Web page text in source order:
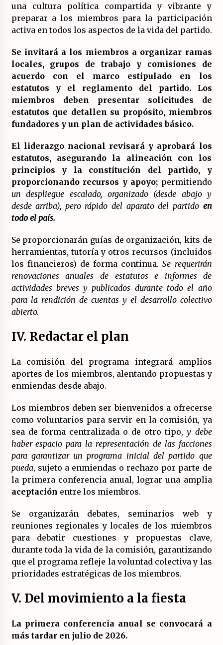
una cultura política compartida y vibrante y
preparar a los miembros para la participación
activa en todos los aspectos de la vida del partido.
Se invitará a los miembros a organizar ramas
locales, grupos de trabajo y
comisiones de
acuerdo con el marco estipulado en los
estatutos y el reglamento del partido. Los
miembros deben presentar solicitudes de
estatutos que detallen su propósito, miembros
fundadores y un plan de actividades básico.
El liderazgo nacional revisará y aprobará los
estatutos, asegurando la alineación con los
principios y la constitución del partido, y
proporcionando recursos y apoyo; permitiendo
un despliegue escalado, organizado (desde abajo y
desde arriba), pero rápido del aparato del partido en
todo el país.
Se proporcionarán guías de organización, kits de
herramientas, tutoría y otros recursos (incluidos
los financieros) de forma continua.Se requerirán
renovaciones anuales de estatutos e informes de
actividades breves y publicados durante todo el año
para la rendición de cuentas y el desarrollo colectivo
abierto.
IV. Redactar el plan
La comisión del programa integrará amplios
aportes de los miembros, alentando propuestas y
enmiendas desde abajo.
Los miembros deben ser bienvenidos a ofrecerse
como voluntarios para servir en la comisión, ya
sea de forma centralizada o de otro tipo,y debe
haber espacio para la representación de las facciones
para garantizar un programa inicial del partido que
pueda, sujeto a enmiendas o rechazo por parte de
la primera conferencia anual, lograr una amplia
aceptación entre los miembros.
Se organizarán debates, seminarios web y
reuniones regionales y locales de los miembros
para debatir cuestiones y propuestas clave,
durante toda la vida de la comisión, garantizando
que el programa refleje la voluntad colectiva y las
prioridades estratégicas de los miembros.
V. Del movimiento a la fiesta
La primera conferencia anual se convocará a
más tardar en julio de 2026.